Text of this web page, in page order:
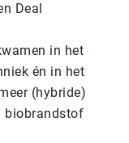
Deal
in het
én in het
(hybride)
biobrandstof